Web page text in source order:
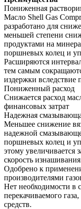
Пониженная
Масло Shell Gas
разработано для
меньшей степени
продуктами на
поршневых колец и
Расширяются
тем самым
издержки вследствие
Пониженный расход
Снижается расход
финансовых затрат
Надежная
Меньшее снижение
надежной
поршневых колец и
этому увеличивается
скорость
Одобрено к
производителями
Нет необходимости в
перекачиваемого
средств.